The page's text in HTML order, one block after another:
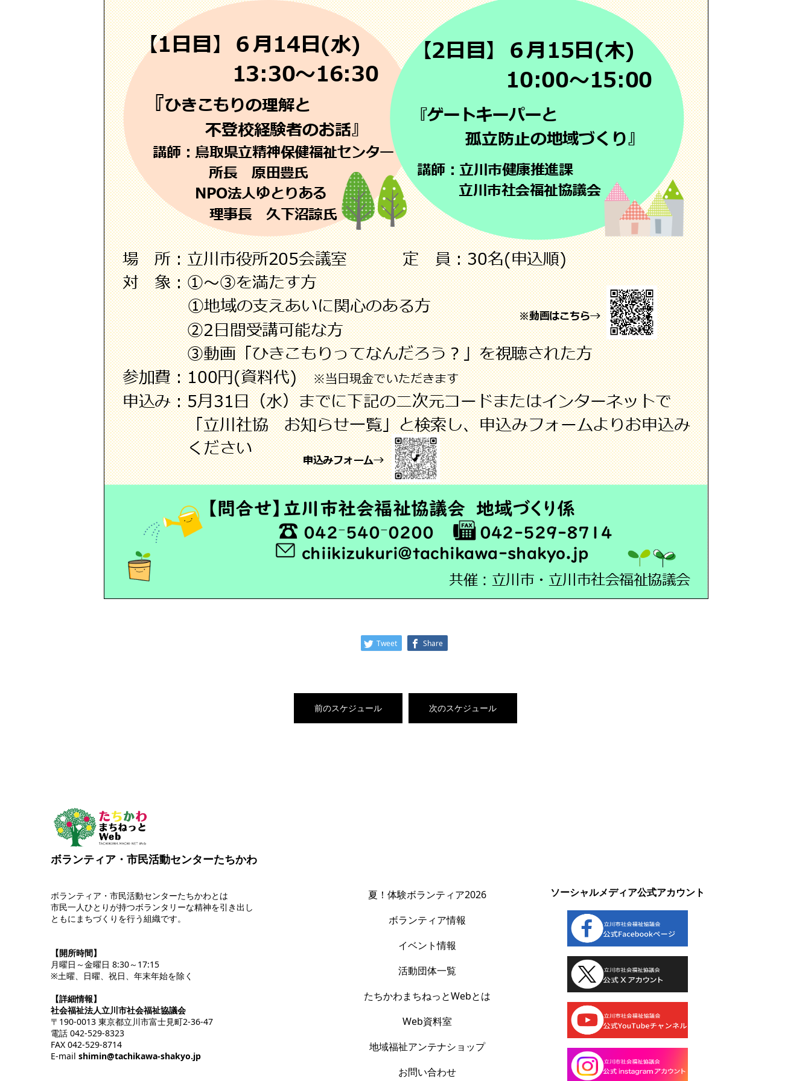
Tweet Share
前のスケジュール 次のスケジュール
ボランティア・市民活動センターたちかわ
ボランティア・市民活動センターたちかわとは
市民一人ひとりが持つボランタリーな精神を引き出し
ともにまちづくりを行う組織です。
【開所時間】
月曜日～金曜日 8:30～17:15
※土曜、日曜、祝日、年末年始を除く
【詳細情報】
社会福祉法人立川市社会福祉協議会
〒190-0013 東京都立川市富士見町2-36-47
電話 042-529-8323
FAX 042-529-8714
E-mail shimin@tachikawa-shakyo.jp
夏！体験ボランティア2026
ボランティア情報
イベント情報
活動団体一覧
たちかわまちねっとWebとは
Web資料室
地域福祉アンテナショップ
お問い合わせ
ソーシャルメディア公式アカウント